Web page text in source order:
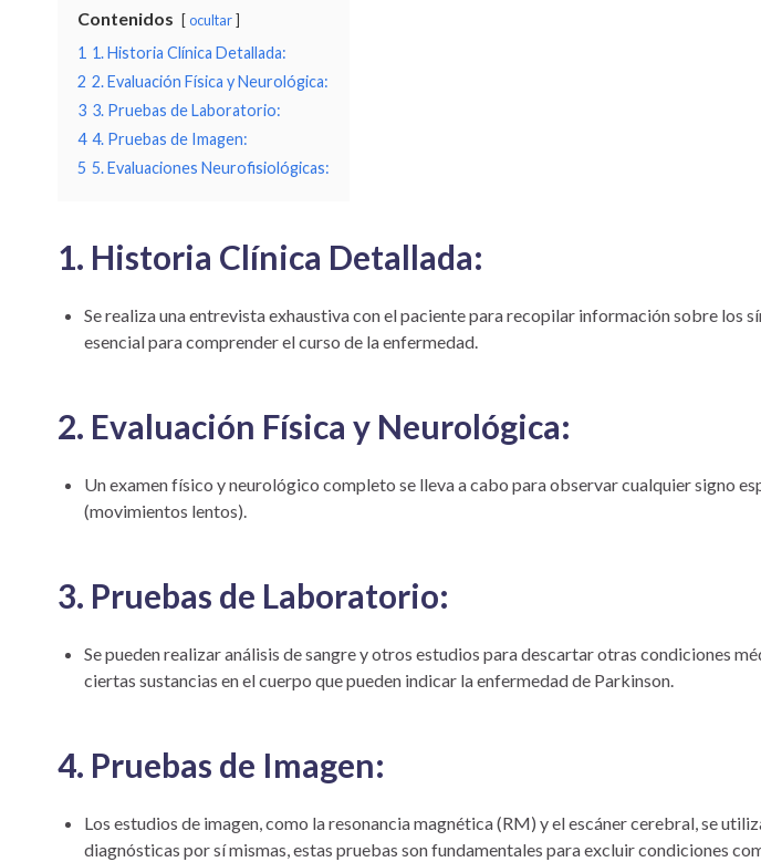
Contenidos ocultar
1 1. Historia Clínica Detallada:
2 2. Evaluación Física y Neurológica:
3 3. Pruebas de Laboratorio:
4 4. Pruebas de Imagen:
5 5. Evaluaciones Neurofisiológicas:
1. Historia Clínica Detallada:
Se realiza una entrevista exhaustiva con el paciente para recopilar información sobre los
esencial para comprender el curso de la enfermedad.
2. Evaluación Física y Neurológica:
Un examen físico y neurológico completo se lleva a cabo para observar cualquier signo
(movimientos lentos).
3. Pruebas de Laboratorio:
Se pueden realizar análisis de sangre y otros estudios para descartar otras condiciones
ciertas sustancias en el cuerpo que pueden indicar la enfermedad de Parkinson.
4. Pruebas de Imagen:
Los estudios de imagen, como la resonancia magnética (RM) y el escáner cerebral, se
diagnósticas por sí mismas, estas pruebas son fundamentales para excluir condiciones